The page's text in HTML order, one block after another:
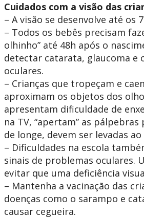
Cuidados com a visão das
– A visão se desenvolve até os
– Todos os bebês precisam
olhinho” até 48h após o
detectar catarata, glaucoma e
oculares.
– Crianças que tropeçam e
aproximam os objetos dos
apresentam dificuldade de
na TV, “apertam” as
de longe, devem ser levadas
– Dificuldades na escola
sinais de problemas oculares.
evitar que uma deficiência
– Mantenha a vacinação das
doenças como o sarampo e
causar cegueira.